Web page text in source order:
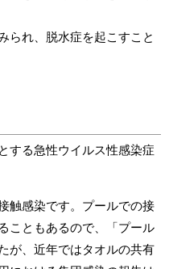
られ、脱水症を起こすこと
する急性ウイルス性感染症
触感染です。プールでの接
こともあるので、「プール
が、近年ではタオルの共有